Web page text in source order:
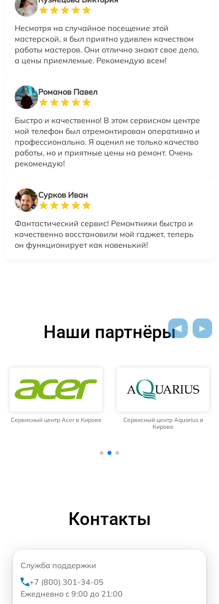
Несмотря на случайное посещение этой
мастерской, я был приятно удивлен качеством
работы мастеров. Они отлично знают свое дело,
а цены приемлемые. Рекомендую всем!
Романов Павел
Быстро и качественно! В этом сервисном центре
мой телефон был отремонтирован оперативно и
профессионально. Я оценил не только качество
работы, но и приятные цены на ремонт. Очень
рекомендую!
Сурков Иван
Фантастический сервис! Ремонтники быстро и
качественно восстановили мой гаджет, теперь
он функционирует как новенький!
Наши партнёры
Сервисный центр Acer в Кирове
Сервисный центр Aquarius в
Кирове
Контакты
Служба поддержки
+7 (800) 301-34-05
Ежедневно с 9:00 до 21:00